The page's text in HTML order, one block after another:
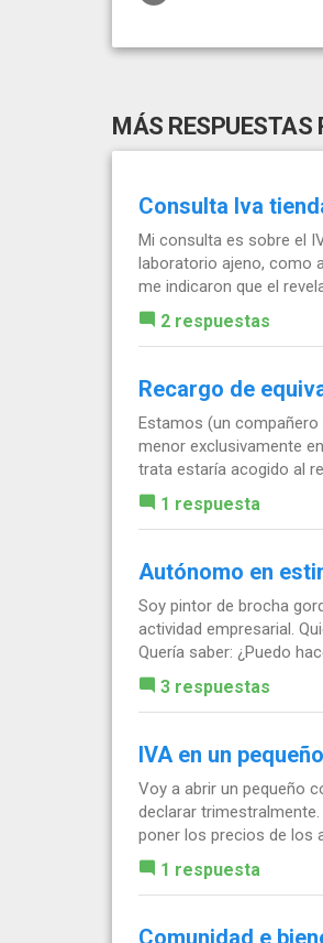
MÁS RESPUESTAS
Consulta Iva
Mi consulta es sobre el
laboratorio ajeno, como
me indicaron que el
2 respuestas
Recargo de
Estamos (un compañero
menor exclusivamente
trata estaría acogido al
1 respuesta
Autónomo en
Soy pintor de brocha
actividad empresarial.
Quería saber: ¿Puedo
3 respuestas
IVA en un
Voy a abrir un pequeño
declarar
poner los precios de los
1 respuesta
Comunidad e